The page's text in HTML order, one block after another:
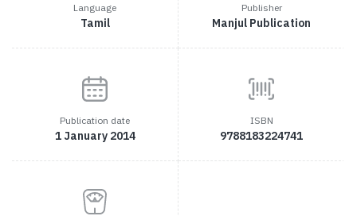
Language
Tamil
Publisher
Manjul Publication
Publication date
1 January 2014
ISBN
9788183224741